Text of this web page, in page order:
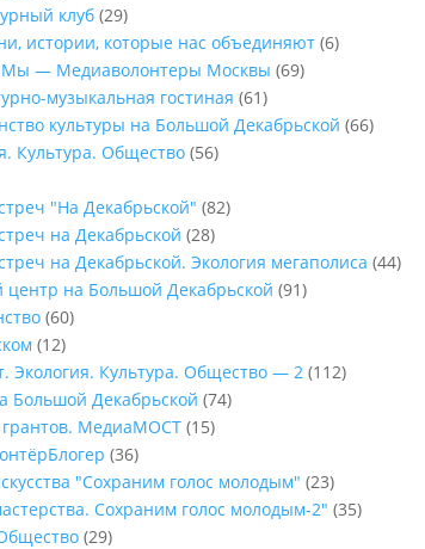
клуб (29)
истории, которые нас объединяют (6)
Мы — Медиаволонтеры Москвы (69)
музыкальная гостиная (61)
культуры на Большой Декабрьской (66)
Культура. Общество (56)
"На Декабрьской" (82)
на Декабрьской (28)
на Декабрьской. Экология мегаполиса (44)
центр на Большой Декабрьской (91)
(60)
(12)
Экология. Культура. Общество — 2 (112)
Большой Декабрьской (74)
грантов. МедиаМОСТ (15)
(36)
"Сохраним голос молодым" (23)
Сохраним голос молодым-2" (35)
(29)